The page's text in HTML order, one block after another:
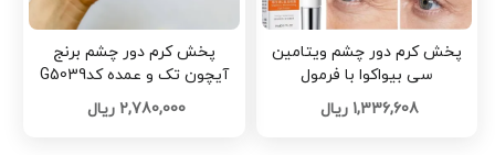
پخش کرم دور چشم‌ ویتامین
سی بیواکوا با فرمول
جوانسازحجم 20gتک و عمده
کدG6820
1,336,608 ریال
پخش کرم دور چشم برنج
آیچون تک و عمده کدG5039
2,780,000 ریال